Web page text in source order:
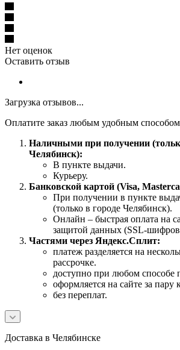
Нет оценок
Оставить отзыв
Загрузка отзывов...
Оплатите заказ любым удобным
Наличными при получении
Челябинск):
В пункте выдачи.
Курьеру.
Банковской картой (Visa,
При получении в пункте
(только в городе Челябинск).
Онлайн – быстрая оплата на
защитой данных (SSL-
Частями через Яндекс.Сплит:
платеж разделяется на
рассрочке.
доступно при любом способе
оформляется на сайте за пару
без переплат.
Доставка в Челябинске